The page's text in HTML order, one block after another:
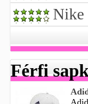
Nike
Férfi